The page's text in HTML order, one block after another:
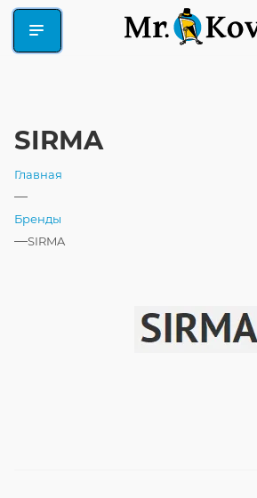
SIRMA
Главная
—
Бренды
—SIRMA